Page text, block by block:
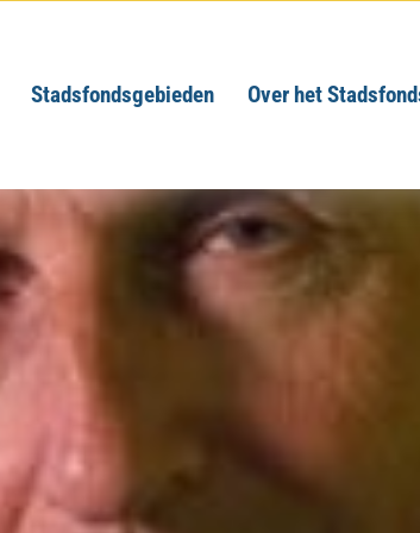
Stadsfondsgebieden Over het